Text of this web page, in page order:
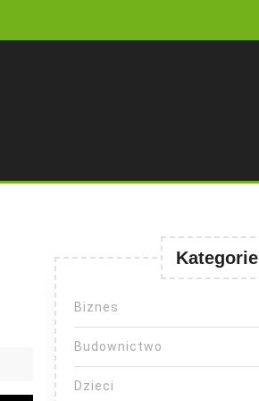
Kategorie
Biznes
Budownictwo
Dzieci